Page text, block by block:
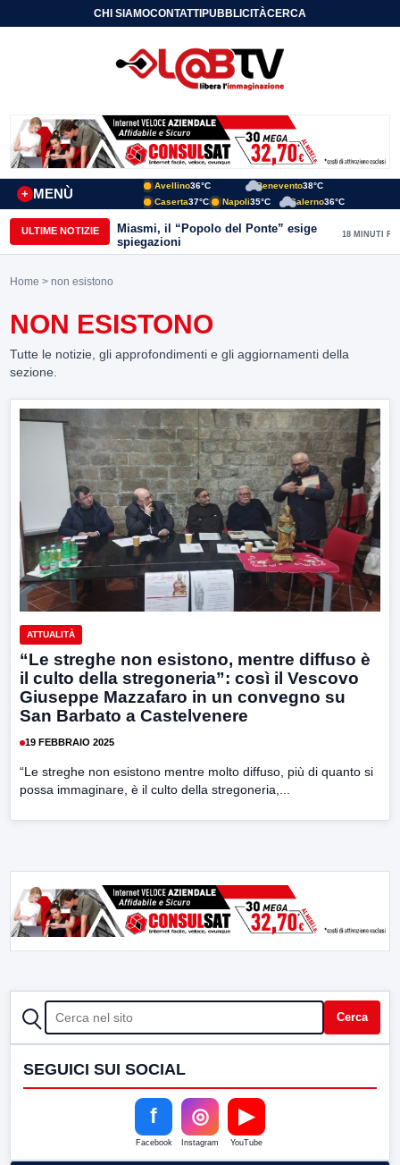
CHI SIAMOCONTATTIPUBBLICITÀCERCA
MENÙ
+
Avellino36°C Benevento38°C
Caserta37°C Napoli35°C Salerno36°C
ULTIME NOTIZIE
Miasmi, il “Popolo del Ponte” esige
spiegazioni
18 MINUTI FA
Home > non esistono
NON ESISTONO
Tutte le notizie, gli approfondimenti e gli aggiornamenti della
sezione.
ATTUALITÀ
“Le streghe non esistono, mentre diffuso è
il culto della stregoneria”: così il Vescovo
Giuseppe Mazzafaro in un convegno su
San Barbato a Castelvenere
19 FEBBRAIO 2025
“Le streghe non esistono mentre molto diffuso, più di quanto si
possa immaginare, è il culto della stregoneria,...
CERCA Cerca
SEGUICI SUI SOCIAL
f
Facebook
◎
Instagram
▶
YouTube